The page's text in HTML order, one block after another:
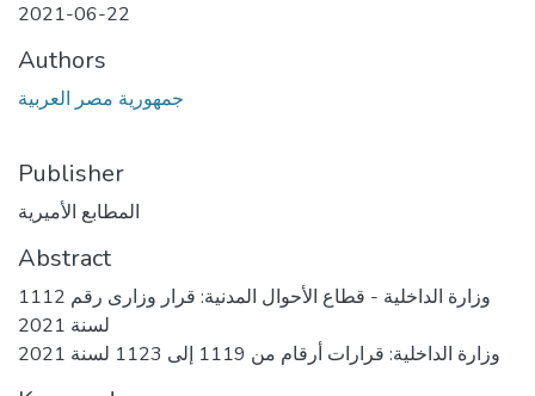
2021-06-22
Authors
جمهورية مصر العربية
Publisher
المطابع الأميرية
Abstract
وزارة الداخلية - قطاع الأحوال المدنية: قرار وزارى رقم 1112
لسنة 2021
وزارة الداخلية: قرارات أرقام من 1119 إلى 1123 لسنة 2021